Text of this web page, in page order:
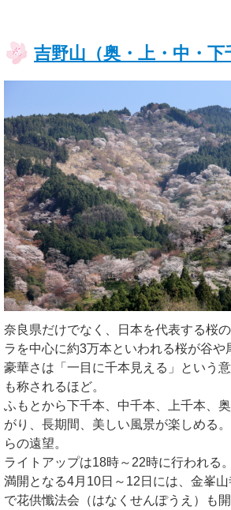
吉野山（奥・上・中・下
奈良県だけでなく、日本を代表する桜
ラを中心に約3万本といわれる桜が谷や
豪華さは「一目に千本見える」という
も称されるほど。
ふもとから下千本、中千本、上千本、
がり、長期間、美しい風景が楽しめる
らの遠望。
ライトアップは18時～22時に行われる
満開となる4月10日～12日には、金峯山
で花供懺法会（はなくせんぽうえ）も